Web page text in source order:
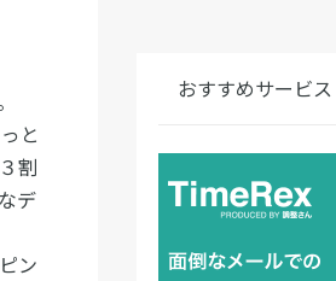
と
割
デ
ン
おすすめサービス